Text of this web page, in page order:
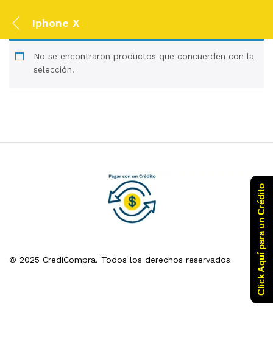
Iphone X
No se encontraron productos que concuerden con la
selección.
© 2025 CrediCompra. Todos los derechos reservados Click Aquí para un Crédito